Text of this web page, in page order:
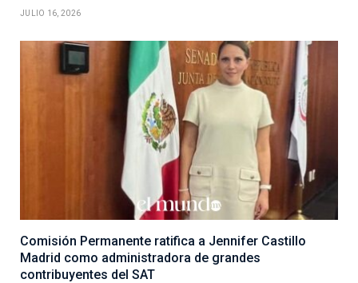
JULIO 16, 2026
Comisión Permanente ratifica a Jennifer Castillo
Madrid como administradora de grandes
contribuyentes del SAT